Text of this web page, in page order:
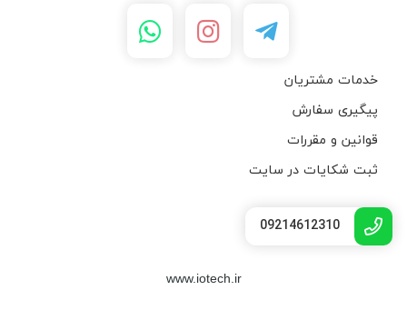
خدمات مشتریان
پیگیری سفارش
قوانین و مقررات
ثبت شکایات در سایت
09214612310
www.iotech.ir